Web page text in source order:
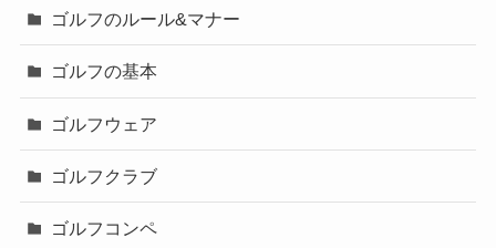
ゴルフのルール&マナー
ゴルフの基本
ゴルフウェア
ゴルフクラブ
ゴルフコンペ